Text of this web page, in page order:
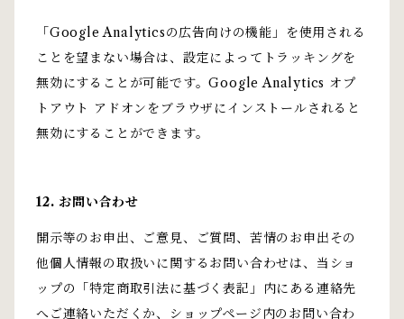
「Google Analyticsの広告向けの機能」を使用される
ことを望まない場合は、設定によってトラッキングを
無効にすることが可能です。Google Analytics オプ
トアウト アドオンをブラウザにインストールされると
無効にすることができます。
12. お問い合わせ
開示等のお申出、ご意見、ご質問、苦情のお申出その
他個人情報の取扱いに関するお問い合わせは、当ショ
ップの「特定商取引法に基づく表記」内にある連絡先
へご連絡いただくか、ショップページ内のお問い合わ